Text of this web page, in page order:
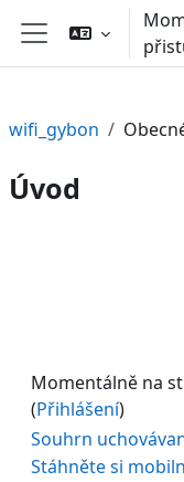
Přejít k hlavnímu
Boční panel
wifi_gybon
Úvod
Momentálně na
(Přihlášení)
Souhrn
Stáhněte si